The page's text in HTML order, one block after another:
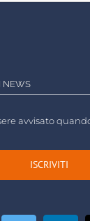
NEWS
avvisato
ISCRIVITI